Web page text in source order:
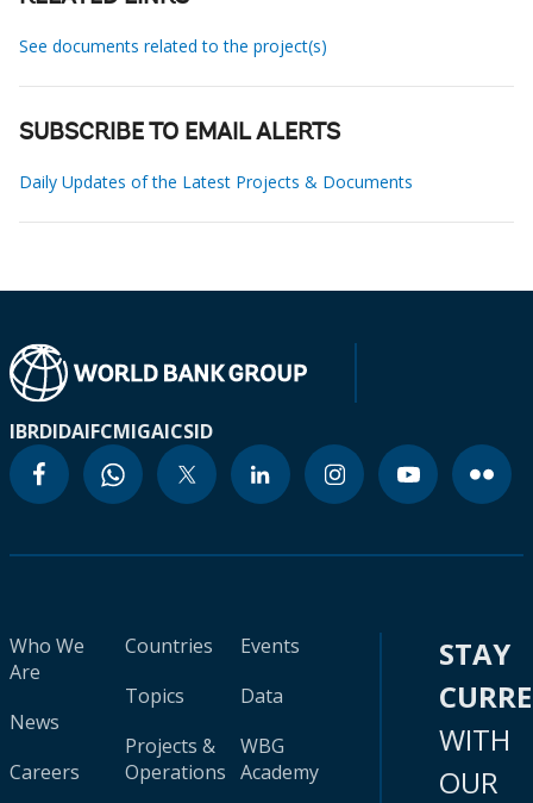
See documents related to the project(s)
SUBSCRIBE TO EMAIL ALERTS
Daily Updates of the Latest Projects & Documents
IBRDIDAIFCMIGAICSID
Who We
Are
News
Careers
Countries
Topics
Projects &
Operations
Events
Data
WBG
Academy
STAY
WITH
OUR